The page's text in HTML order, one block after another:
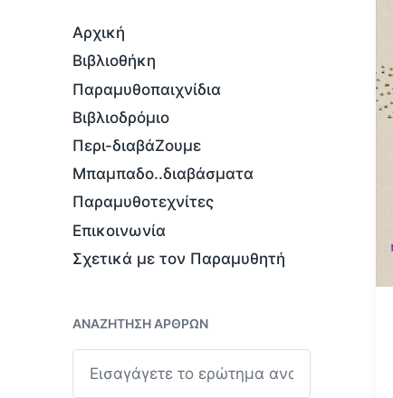
Αρχική
Βιβλιοθήκη
Παραμυθοπαιχνίδια
Βιβλιοδρόμιο
Περι-διαβάΖουμε
Μπαμπαδο..διαβάσματα
Παραμυθοτεχνίτες
Επικοινωνία
Σχετικά με τον Παραμυθητή
ΑΝΑΖΉΤΗΣΗ ΆΡΘΡΩΝ